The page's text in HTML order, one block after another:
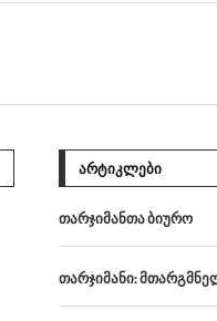
ᲐᲠᲢᲘᲙᲚᲔᲑᲘ
თარჯიმანთა ბიურო
თარჯიმანი: